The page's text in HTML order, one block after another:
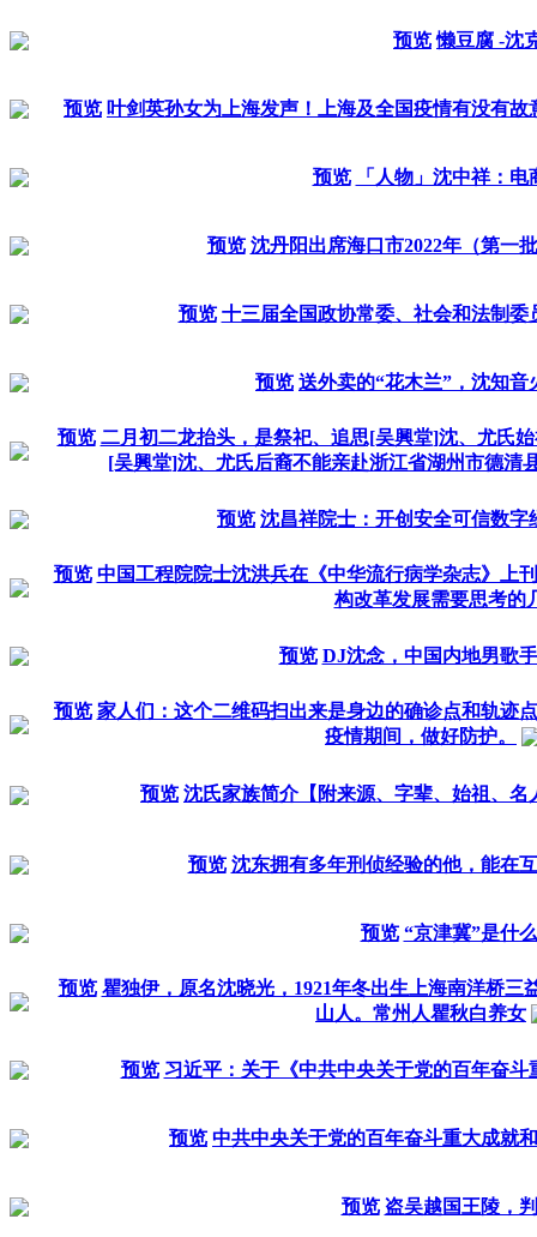
预览 懒豆腐 -沈
预览 叶剑英孙女为上海发声！上海及全国疫情有没有
预览 「人物」沈中祥：
预览 沈丹阳出席海口市2022年（第一
预览 十三届全国政协常委、社会和法制
预览 送外卖的“花木兰”，沈知音
预览 二月初二龙抬头，是祭祀、追思[吴興堂]沈、尤氏
[吴興堂]沈、尤氏后裔不能亲赴浙江省湖州市德清
预览 沈昌祥院士：开创安全可信数字
预览 中国工程院院士沈洪兵在《中华流行病学杂志》上
构改革发展需要思考的
预览 DJ沈念，中国内地男歌
预览 家人们：这个二维码扫出来是身边的确诊点和轨迹
疫情期间，做好防护。
预览 沈氏家族简介【附来源、字辈、始祖、
预览 沈东拥有多年刑侦经验的他，能在
预览 “京津冀”是什
预览 瞿独伊，原名沈晓光，1921年冬出生上海南洋桥
山人。常州人瞿秋白养女
预览 习近平：关于《中共中央关于党的百年奋
预览 中共中央关于党的百年奋斗重大成就
预览 盗吴越国王陵，